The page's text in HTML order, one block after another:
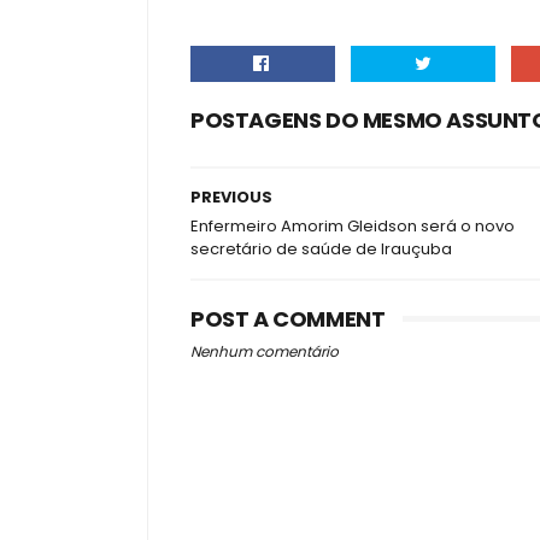
POSTAGENS DO MESMO
PREVIOUS
Enfermeiro Amorim Gleidson será o novo
secretário de saúde de Irauçuba
POST A COMMENT
Nenhum comentário